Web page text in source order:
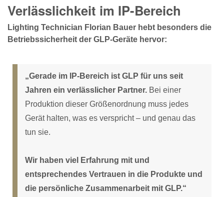
Verlässlichkeit im IP-Bereich
Lighting Technician Florian Bauer hebt besonders die
Betriebssicherheit der GLP-Geräte hervor:
„Gerade im IP-Bereich ist GLP für uns seit
Jahren ein verlässlicher Partner. Bei einer
Produktion dieser Größenordnung muss jedes
Gerät halten, was es verspricht – und genau das
tun sie.
Wir haben viel Erfahrung mit und
entsprechendes Vertrauen in die Produkte und
die persönliche Zusammenarbeit mit GLP.“